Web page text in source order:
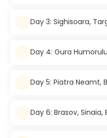
Day 3: Sighisoara,
Day 4: Gura
Day 5: Piatra Neamt,
Day 6: Brasov, Sinaia,